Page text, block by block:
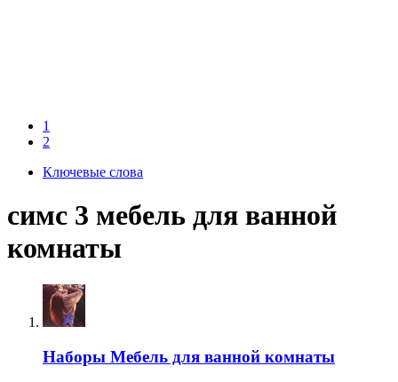
1
2
Ключевые слова
симс 3 мебель для ванной
комнаты
Наборы Мебель для ванной комнаты